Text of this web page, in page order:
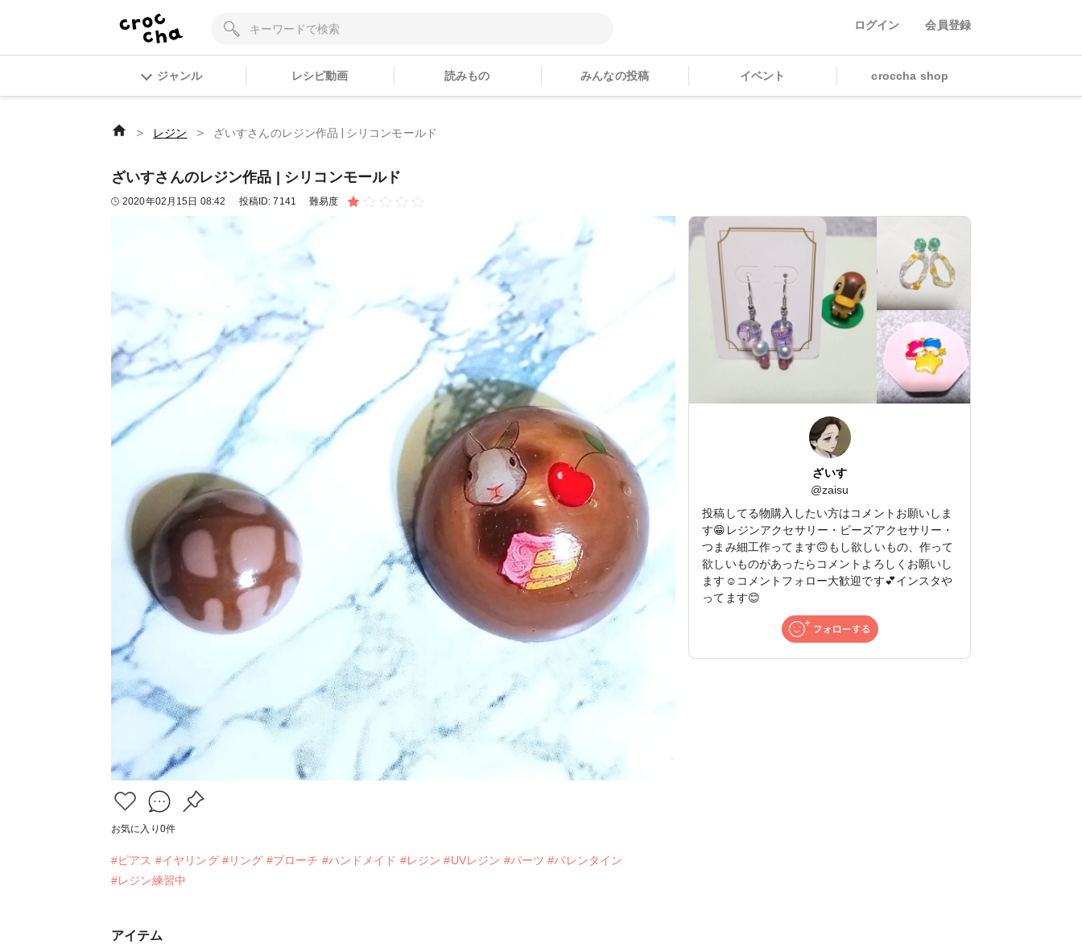
ログイン 会員登録
ジャンル レシピ動画 読みもの みんなの投稿 イベント croccha shop
＞ レジン ＞ ざいすさんのレジン作品 | シリコンモールド
ざいすさんのレジン作品 | シリコンモールド
2020年02月15日 08:42 投稿ID:7141 難易度
お気に入り 0件
#ピアス #イヤリング #リング #ブローチ #ハンドメイド #レジン #UVレジン #パーツ #バレンタイン
#レジン練習中
ざいす
@zaisu
投稿してる物購入したい方はコメントお願いしま
す😁レジンアクセサリー・ビーズアクセサリー・
つまみ細工作ってます🙃もし欲しいもの、作って
欲しいものがあったらコメントよろしくお願いし
ます☺️コメントフォロー大歓迎です💕インスタや
ってます😊
アイテム